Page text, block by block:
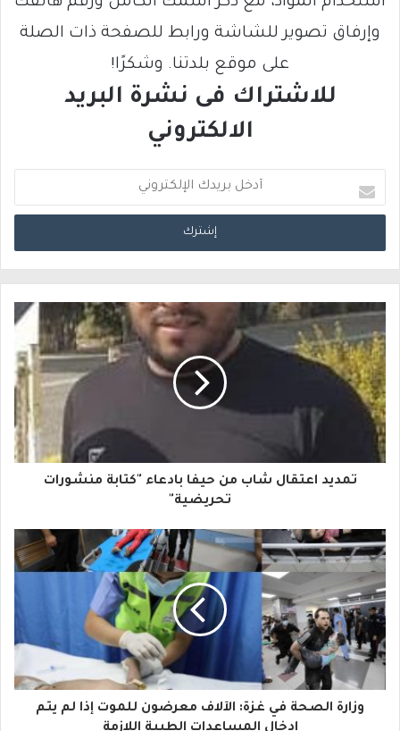
وإرفاق تصوير للشاشة ورابط للصفحة ذات الصلة
على موقع بلدتنا. وشكرًا!
للاشتراك فى نشرة البريد
الالكتروني
د
خ
ب
ر
ي
د
ك
ا
إ
ل
ك
ت
ر
تمديد اعتقال شاب من حيفا بادعاء "كتابة منشورات
تحريضية"
وزارة الصحة في غزة: الآلاف معرضون للموت إذا لم يتم